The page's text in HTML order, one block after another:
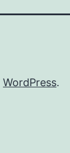
WordPress.